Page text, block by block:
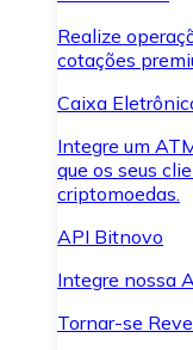
Realize
cotações
Caixa
Integre um
que os seus
criptomoedas.
API Bitnovo
Integre nossa
Tornar-se